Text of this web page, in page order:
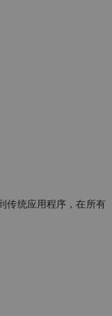
传统应用程序，在所有